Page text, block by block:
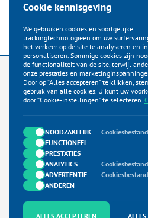
KLANTENSERVICE
Startpagina
Bestellen
Betalen
Verzenden
Ruilen & Retour
Garantie & Klachten
Neem contact met ons op
Algemene Voorwaarden
Cookie kennisgeving
We gebruiken cookies en soortgelijke
trackingtechnologieën om uw
het verkeer op de site te analyseren en
personaliseren. Sommige cookies zijn
de functionaliteit van de site, terwijl
onze prestaties en
Door op “Alles accepteren” te klikken,
gebruik van alle cookies. U kunt uw
door “Cookie-instellingen” te selecteren.
NOODZAKELIJK
FUNCTIONEEL
PRESTATIES
ANALYTICS
ADVERTENTIE
ANDEREN
ALLES ACCEPTEREN ALLES